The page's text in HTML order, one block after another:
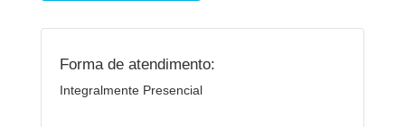
Forma de atendimento:
Integralmente Presencial